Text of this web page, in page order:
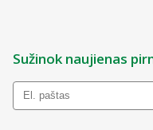
Sužinok naujienas